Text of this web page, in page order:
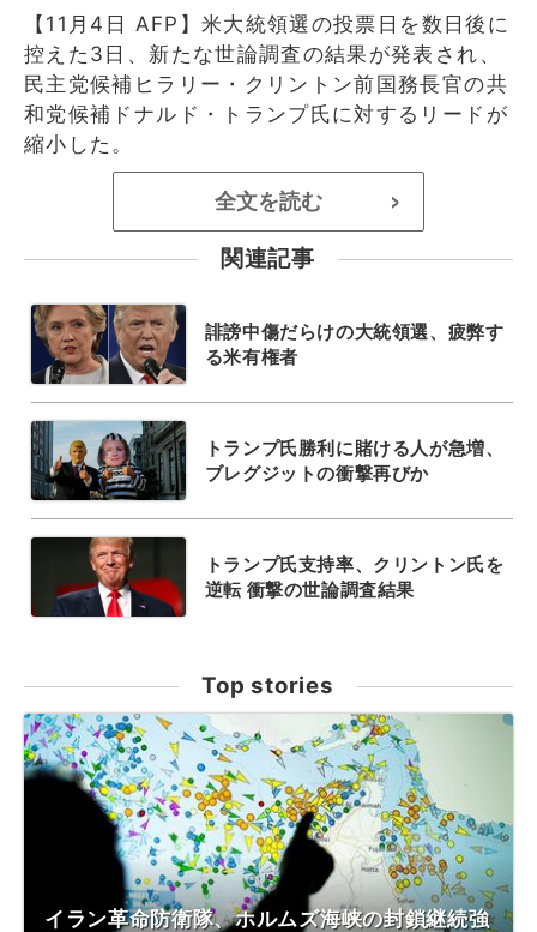
【11月4日 AFP】米大統領選の投票日を数日後に
控えた3日、新たな世論調査の結果が発表され、
民主党候補ヒラリー・クリントン前国務長官の共
和党候補ドナルド・トランプ氏に対するリードが
縮小した。
全文を読む >
関連記事
誹謗中傷だらけの大統領選、疲弊す
る米有権者
トランプ氏勝利に賭ける人が急増、
ブレグジットの衝撃再びか
トランプ氏支持率、クリントン氏を
逆転 衝撃の世論調査結果
Top stories
イラン革命防衛隊、ホルムズ海峡の封鎖継続強